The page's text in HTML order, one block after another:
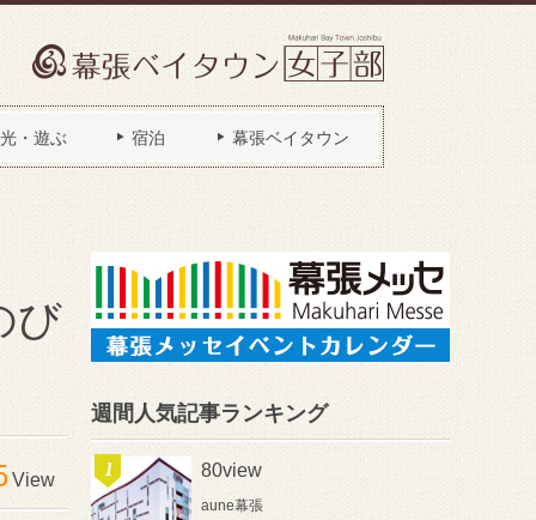
・遊ぶ 宿泊 幕張ベイタウン
び
View
週間人気記事ランキング
80view
aune幕張